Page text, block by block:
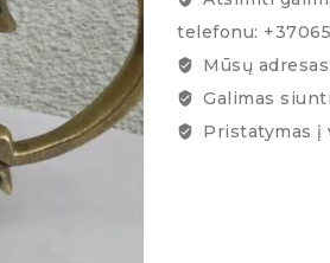
telefonu:
Mūsų
Galimas
Pristatymas į